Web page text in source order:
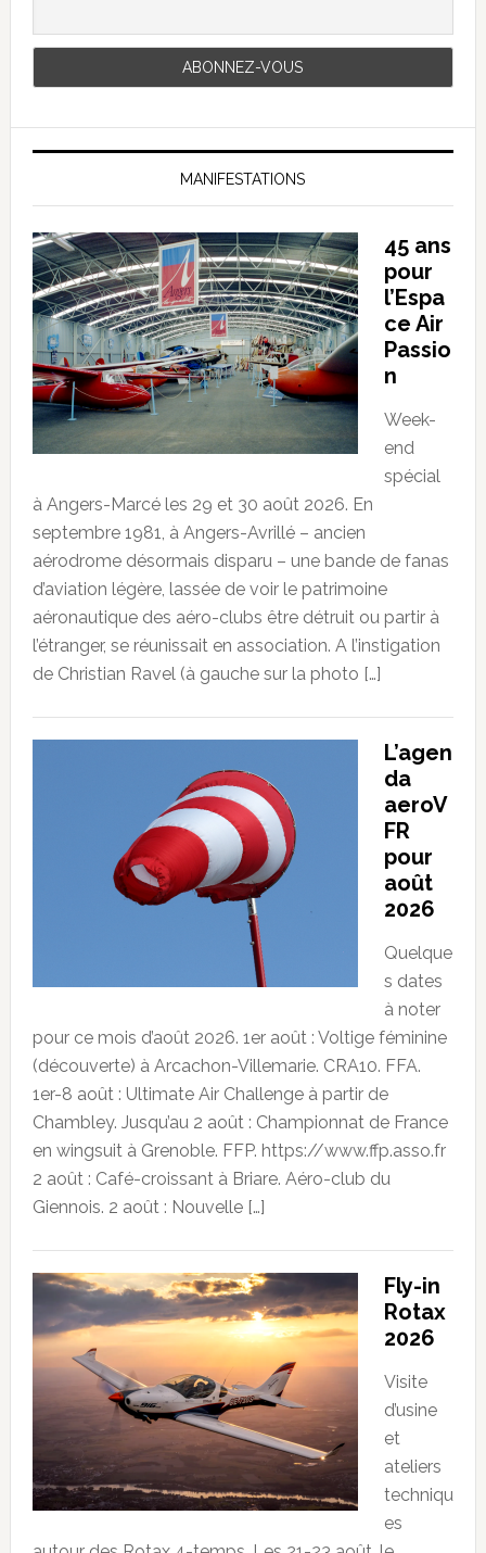
MANIFESTATIONS
45 ans
pour
l’Espa
ce Air
Passio
n
Week-
end
spécial
à Angers-Marcé les 29 et 30 août 2026. En
septembre 1981, à Angers-Avrillé – ancien
aérodrome désormais disparu – une bande de fanas
d’aviation légère, lassée de voir le patrimoine
aéronautique des aéro-clubs être détruit ou partir à
l’étranger, se réunissait en association. A l’instigation
de Christian Ravel (à gauche sur la photo […]
L’agen
da
aeroV
FR
pour
août
2026
Quelque
s dates
à noter
pour ce mois d’août 2026. 1er août : Voltige féminine
(découverte) à Arcachon-Villemarie. CRA10. FFA.
1er-8 août : Ultimate Air Challenge à partir de
Chambley. Jusqu’au 2 août : Championnat de France
en wingsuit à Grenoble. FFP. https://www.ffp.asso.fr
2 août : Café-croissant à Briare. Aéro-club du
Giennois. 2 août : Nouvelle […]
Fly-in
Rotax
2026
Visite
d’usine
et
ateliers
techniqu
es